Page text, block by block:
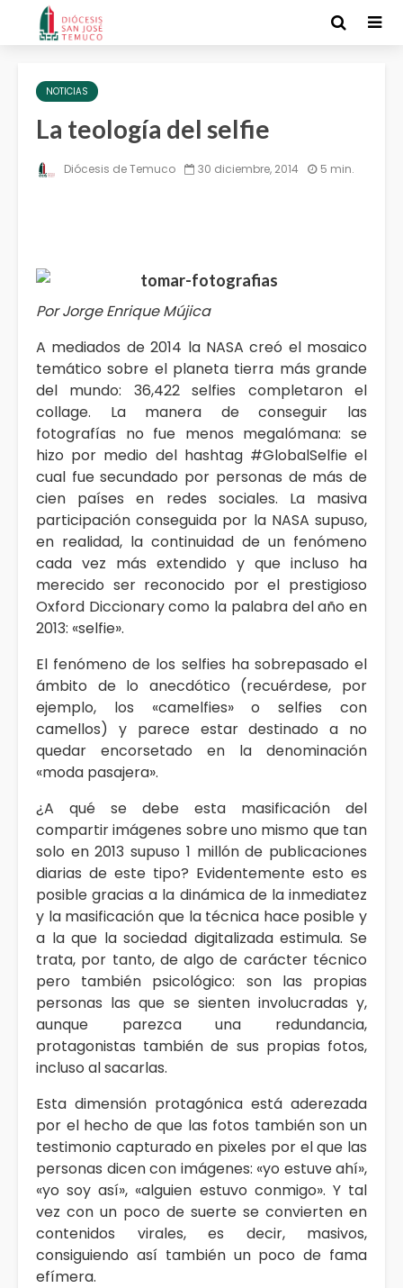
NOTICIAS
La teología del selfie
Diócesis de Temuco 30 diciembre, 2014 5 min.
Por Jorge Enrique Mújica
A mediados de 2014 la NASA creó el mosaico
temático sobre el planeta tierra más grande
del mundo: 36,422 selfies completaron el
collage. La manera de conseguir las
fotografías no fue menos megalómana: se
hizo por medio del hashtag #GlobalSelfie el
cual fue secundado por personas de más de
cien países en redes sociales. La masiva
participación conseguida por la NASA supuso,
en realidad, la continuidad de un fenómeno
cada vez más extendido y que incluso ha
merecido ser reconocido por el prestigioso
Oxford Diccionary como la palabra del año en
2013: «selfie».
El fenómeno de los selfies ha sobrepasado el
ámbito de lo anecdótico (recuérdese, por
ejemplo, los «camelfies» o selfies con
camellos) y parece estar destinado a no
quedar encorsetado en la denominación
«moda pasajera».
¿A qué se debe esta masificación del
compartir imágenes sobre uno mismo que tan
solo en 2013 supuso 1 millón de publicaciones
diarias de este tipo? Evidentemente esto es
posible gracias a la dinámica de la inmediatez
y la masificación que la técnica hace posible y
a la que la sociedad digitalizada estimula. Se
trata, por tanto, de algo de carácter técnico
pero también psicológico: son las propias
personas las que se sienten involucradas y,
aunque parezca una redundancia,
protagonistas también de sus propias fotos,
incluso al sacarlas.
Esta dimensión protagónica está aderezada
por el hecho de que las fotos también son un
testimonio capturado en pixeles por el que las
personas dicen con imágenes: «yo estuve ahí»,
«yo soy así», «alguien estuvo conmigo». Y tal
vez con un poco de suerte se convierten en
contenidos virales, es decir, masivos,
consiguiendo así también un poco de fama
efímera.